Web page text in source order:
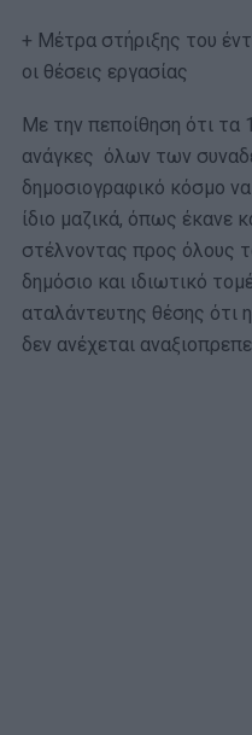
+ Μέτρα στήριξης του
οι θέσεις εργασίας
Με την πεποίθηση ότι τα
ανάγκες όλων των
δημοσιογραφικό κόσμο
ίδιο μαζικά, όπως έκανε
στέλνοντας προς όλους
δημόσιο και ιδιωτικό
αταλάντευτης θέσης ότι
δεν ανέχεται